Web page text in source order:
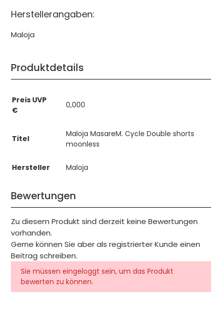
Herstellerangaben:
Maloja
Produktdetails
Preis UVP
€
0,000
Titel
Maloja MasareM. Cycle Double shorts
moonless
Hersteller Maloja
Bewertungen
Zu diesem Produkt sind derzeit keine Bewertungen
vorhanden.
Gerne können Sie aber als registrierter Kunde einen
Beitrag schreiben.
Sie müssen eingeloggt sein, um das Produkt
bewerten zu können.